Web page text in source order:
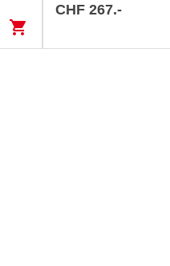
shopping_cart
CHF 267.-